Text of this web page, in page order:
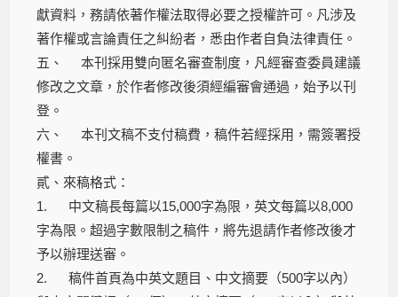
獻資料，務請依著作權法取得必要之授權許可。凡涉及
著作權或言論責任之糾紛者，悉由作者自負法律責任。
五、 本刊採用雙向匿名審查制度，凡經審查委員建議
修改之文章，於作者修改後須經編審會通過，始予以刊
登。
六、 本刊文稿不支付稿費，稿件若經採用，需簽署授
權書。
貳、來稿格式：
1. 中文稿長每篇以15,000字為限，英文每篇以8,000
字為限。超過字數限制之稿件，將先退請作者修改後才
予以辦理送審。
2. 稿件首頁為中英文題目、中文摘要（500字以內）